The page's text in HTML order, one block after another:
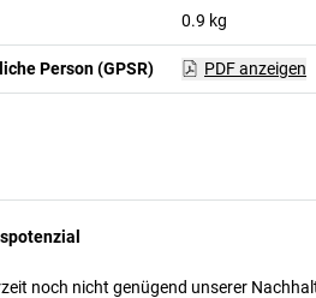
0.9 kg
Person (GPSR) PDF anzeigen
noch nicht genügend unserer